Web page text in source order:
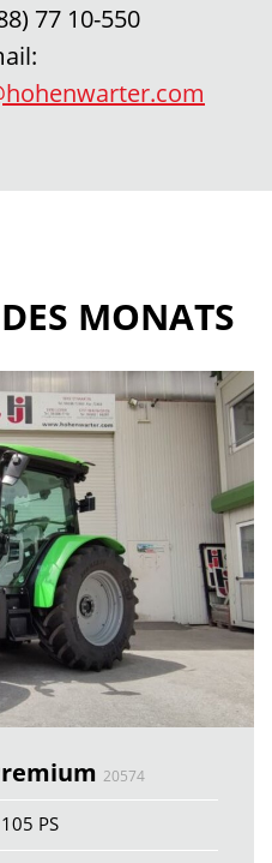
77 10-550
MONATS
20574
105 PS